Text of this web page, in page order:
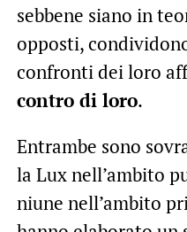
sebbene siano in
opposti,
confronti dei loro
contro di loro.
Entrambe sono
la Lux nell’ambito
niune nell’ambito